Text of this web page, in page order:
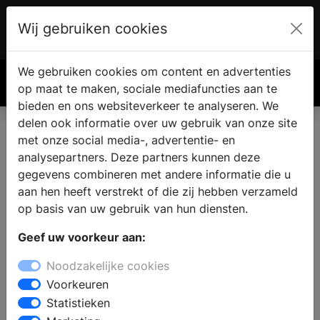
€ 0.00
Wij gebruiken cookies
We gebruiken cookies om content en advertenties
op maat te maken, sociale mediafuncties aan te
bieden en ons websiteverkeer te analyseren. We
delen ook informatie over uw gebruik van onze site
met onze social media-, advertentie- en
analysepartners. Deze partners kunnen deze
gegevens combineren met andere informatie die u
aan hen heeft verstrekt of die zij hebben verzameld
op basis van uw gebruik van hun diensten.
Geef uw voorkeur aan:
Noodzakelijke cookies
Voorkeuren
Statistieken